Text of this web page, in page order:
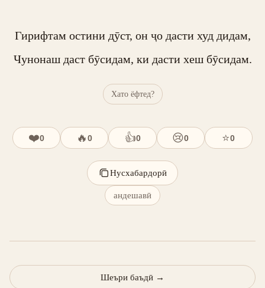
Гирифтам остини дӯст, он ҷо дасти худ дидам,
Чунонаш даст бӯсидам, ки дасти хеш бӯсидам.
Хато ёфтед?
❤️0 🔥0 👍0 😢0 ⭐0
Нусхабардорӣ
андешавӣ
Шеъри баъдӣ →